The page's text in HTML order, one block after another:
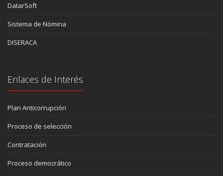
DatarSoft
Sistema de Nómina
DISERACA
Enlaces de Interés
Plan Anticorrupción
Proceso de selección
Contratación
Proceso democrático